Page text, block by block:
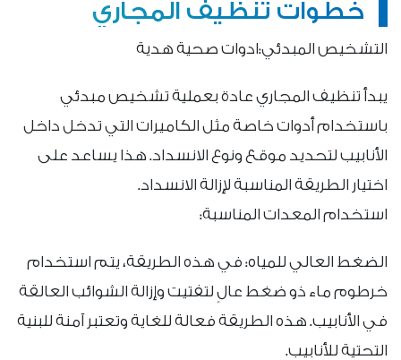
خطوات تنظيف المجاري
التشخيص المبدئي:ادوات صحية هدية
يبدأ تنظيف المجاري عادة بعملية تشخيص مبدئي
باستخدام أدوات خاصة مثل الكاميرات التي تدخل داخل
الأنابيب لتحديد موقع ونوع الانسداد. هذا يساعد على
اختيار الطريقة المناسبة لإزالة الانسداد.
استخدام المعدات المناسبة:
الضغط العالي للمياه: في هذه الطريقة، يتم استخدام
خرطوم ماء ذو ضغط عالٍ لتفتيت وإزالة الشوائب العالقة
في الأنابيب. هذه الطريقة فعالة للغاية وتعتبر آمنة للبنية
التحتية للأنابيب.